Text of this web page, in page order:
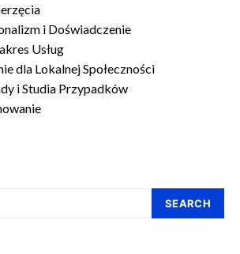
i Doświadczenie
Usług
dla Lokalnej Społeczności
i Studia Przypadków
SEARCH